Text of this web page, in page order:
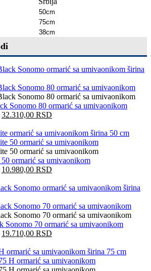
50cm
75cm
38cm
Sonomo 80 ormarić sa umivaonikom
32.310,00 RSD
ormarić sa umivaonikom
10.980,00 RSD
Sonomo 70 ormarić sa umivaonikom
19.710,00 RSD